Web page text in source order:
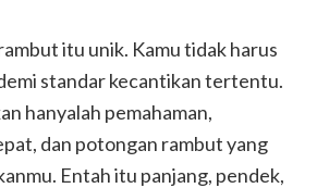
itu unik. Kamu tidak harus
standar kecantikan tertentu.
hanyalah pemahaman,
dan potongan rambut yang
Entah itu panjang, pendek,